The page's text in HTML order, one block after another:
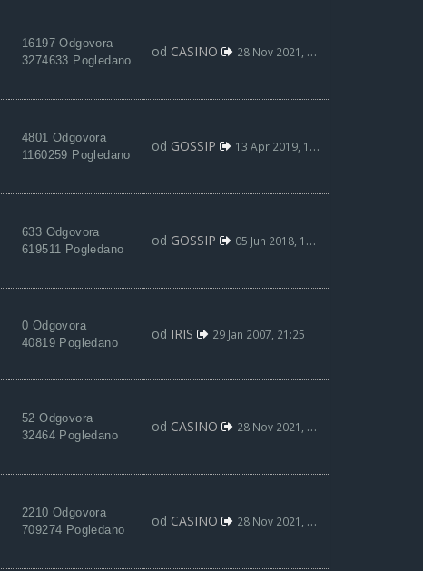
16197 Odgovora
3274633 Pogledano
od CASINO 28 Nov 2021, 19:38
4801 Odgovora
1160259 Pogledano
od GOSSIP 13 Apr 2019, 13:01
633 Odgovora
619511 Pogledano
od GOSSIP 05 Jun 2018, 13:39
0 Odgovora
40819 Pogledano
od IRIS 29 Jan 2007, 21:25
52 Odgovora
32464 Pogledano
od CASINO 28 Nov 2021, 19:42
2210 Odgovora
709274 Pogledano
od CASINO 28 Nov 2021, 19:40